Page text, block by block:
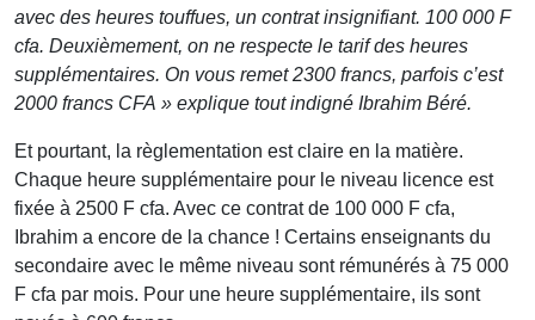
avec des heures touffues, un contrat insignifiant. 100 000 F
cfa. Deuxièmement, on ne respecte le tarif des heures
supplémentaires. On vous remet 2300 francs, parfois c’est
2000 francs CFA » explique tout indigné Ibrahim Béré.
Et pourtant, la règlementation est claire en la matière.
Chaque heure supplémentaire pour le niveau licence est
fixée à 2500 F cfa. Avec ce contrat de 100 000 F cfa,
Ibrahim a encore de la chance ! Certains enseignants du
secondaire avec le même niveau sont rémunérés à 75 000
F cfa par mois. Pour une heure supplémentaire, ils sont